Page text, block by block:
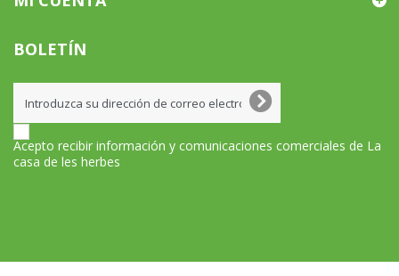
BOLETÍN
Acepto recibir información y comunicaciones comerciales de La
casa de les herbes